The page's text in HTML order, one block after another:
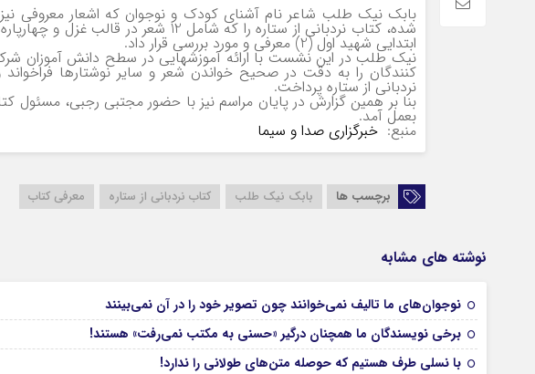
بابک نیک طلب شاعر نام آشنای کودک و نوجوان که اشعار معروفی
شده، کتاب نردبانی از ستاره را که شامل
ابتدایی شهید اول (2) معرفی و مورد بررسی قرار داد.
نیک طلب در این نشست با ارائه آموزشهایی در سطح دانش آموزان
کنندگان را به دقت در صحیح خواندن شعر و سایر نوشتارها
نردبانی از ستاره پرداخت.
بنا بر همین گزارش در پایان مراسم نیز با حضور مجتبی رجبی، مسئول
بعمل آمد.
منبع: خبرگزاری صدا و سیما
برچسب ها بابک نیک طلب کتاب نردبانی از ستاره معرفی کتاب
نوشته های مشابه
نوجوان‌های ما تالیف نمی‌خوانند چون تصویر خود را در آن نمی‌بینند
برخی نویسندگان ما همچنان درگیر «حسنی به مکتب نمی‌رفت» هستند!
با نسلی طرف هستیم که حوصله متن‌های طولانی را ندارد!